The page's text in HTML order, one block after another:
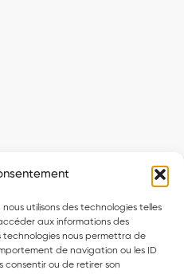
nous utilisons des technologies telles
aux informations des
nous permettra de
de navigation ou les ID
consentir ou de retirer son
innovante
socio-économiques
extra-financières